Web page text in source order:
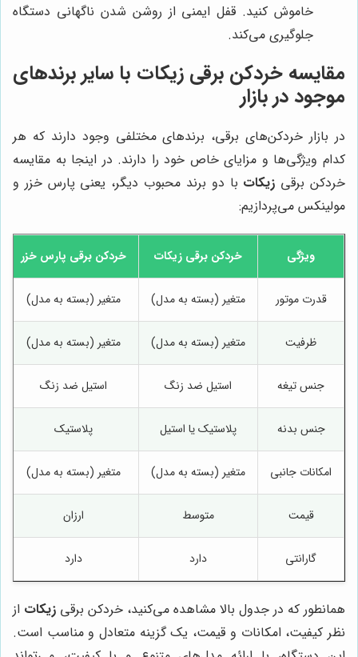
خاموش کنید. قفل ایمنی از روشن شدن ناگهانی دستگاه
جلوگیری می‌کند.
مقایسه خردکن برقی زیکات با سایر برندهای
موجود در بازار
در بازار خردکن‌های برقی، برندهای مختلفی وجود دارند که هر
کدام ویژگی‌ها و مزایای خاص خود را دارند. در اینجا به مقایسه
خردکن برقی زیکات با دو برند محبوب دیگر، یعنی پارس خزر و
مولینکس می‌پردازیم:
ویژگی خردکن برقی زیکات خردکن برقی پارس خزر
قدرت موتور متغیر (بسته به مدل) متغیر (بسته به مدل)
ظرفیت متغیر (بسته به مدل) متغیر (بسته به مدل)
جنس تیغه استیل ضد زنگ استیل ضد زنگ
جنس بدنه پلاستیک یا استیل پلاستیک
امکانات جانبی متغیر (بسته به مدل) متغیر (بسته به مدل)
قیمت متوسط ارزان
گارانتی دارد دارد
همانطور که در جدول بالا مشاهده می‌کنید، خردکن برقی زیکات از
نظر کیفیت، امکانات و قیمت، یک گزینه متعادل و مناسب است.